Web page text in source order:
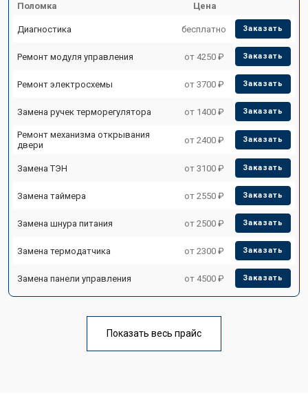
Поломка Цена
Диагностика бесплатно Заказать
Ремонт модуля управления от 4250 ₽ Заказать
Ремонт электросхемы от 3700 ₽ Заказать
Замена ручек терморегулятора от 1400 ₽ Заказать
Ремонт механизма открывания
двери
от 2400 ₽ Заказать
Замена ТЭН от 3100 ₽ Заказать
Замена таймера от 2550 ₽ Заказать
Замена шнура питания от 2500 ₽ Заказать
Замена термодатчика от 2300 ₽ Заказать
Замена панели управления от 4500 ₽ Заказать
Показать весь прайс